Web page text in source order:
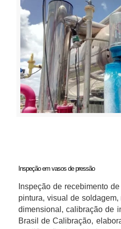
Inspeção em vasos de pressão
Inspeção de recebimento
pintura, visual de
dimensional, calibração de
Brasil de Calibração,